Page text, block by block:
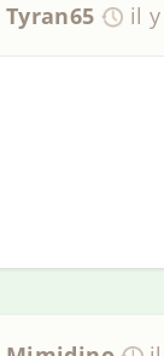
Tyran65 il